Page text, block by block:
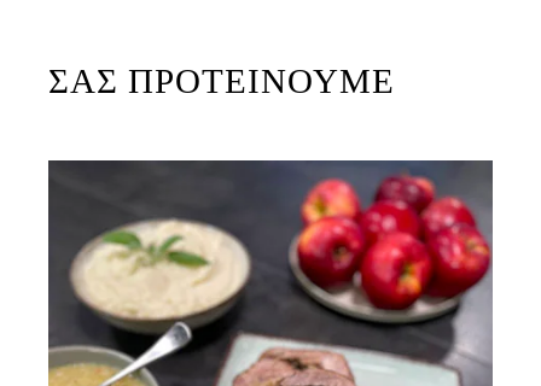
ΣΑΣ ΠΡΟΤΕΙΝΟΥΜΕ